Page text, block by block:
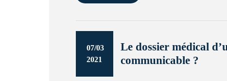
07/03
2021
Le dossier médical
communicable ?